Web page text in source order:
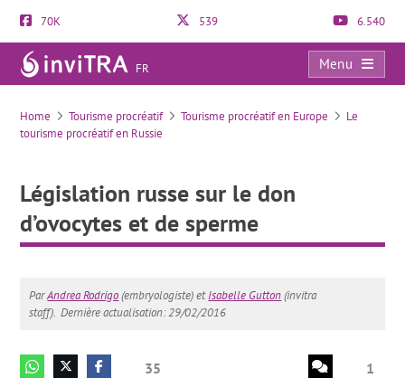
70K 539 6.540
FR
Menu
Législation russe sur le don d’ovocytes et de sperme
Home Tourisme procréatif Tourisme procréatif en Europe
Le
tourisme procréatif en Russie
Législation russe sur le don
d’ovocytes et de sperme
ParAndrea Rodrigo(embryologiste) etIsabelle Gutton(invitra
staff). Dernière actualisation: 29/02/2016
35 1